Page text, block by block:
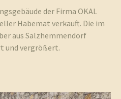
der Firma OKAL
Habemat verkauft. Die im
aus Salzhemmendorf
und vergrößert.